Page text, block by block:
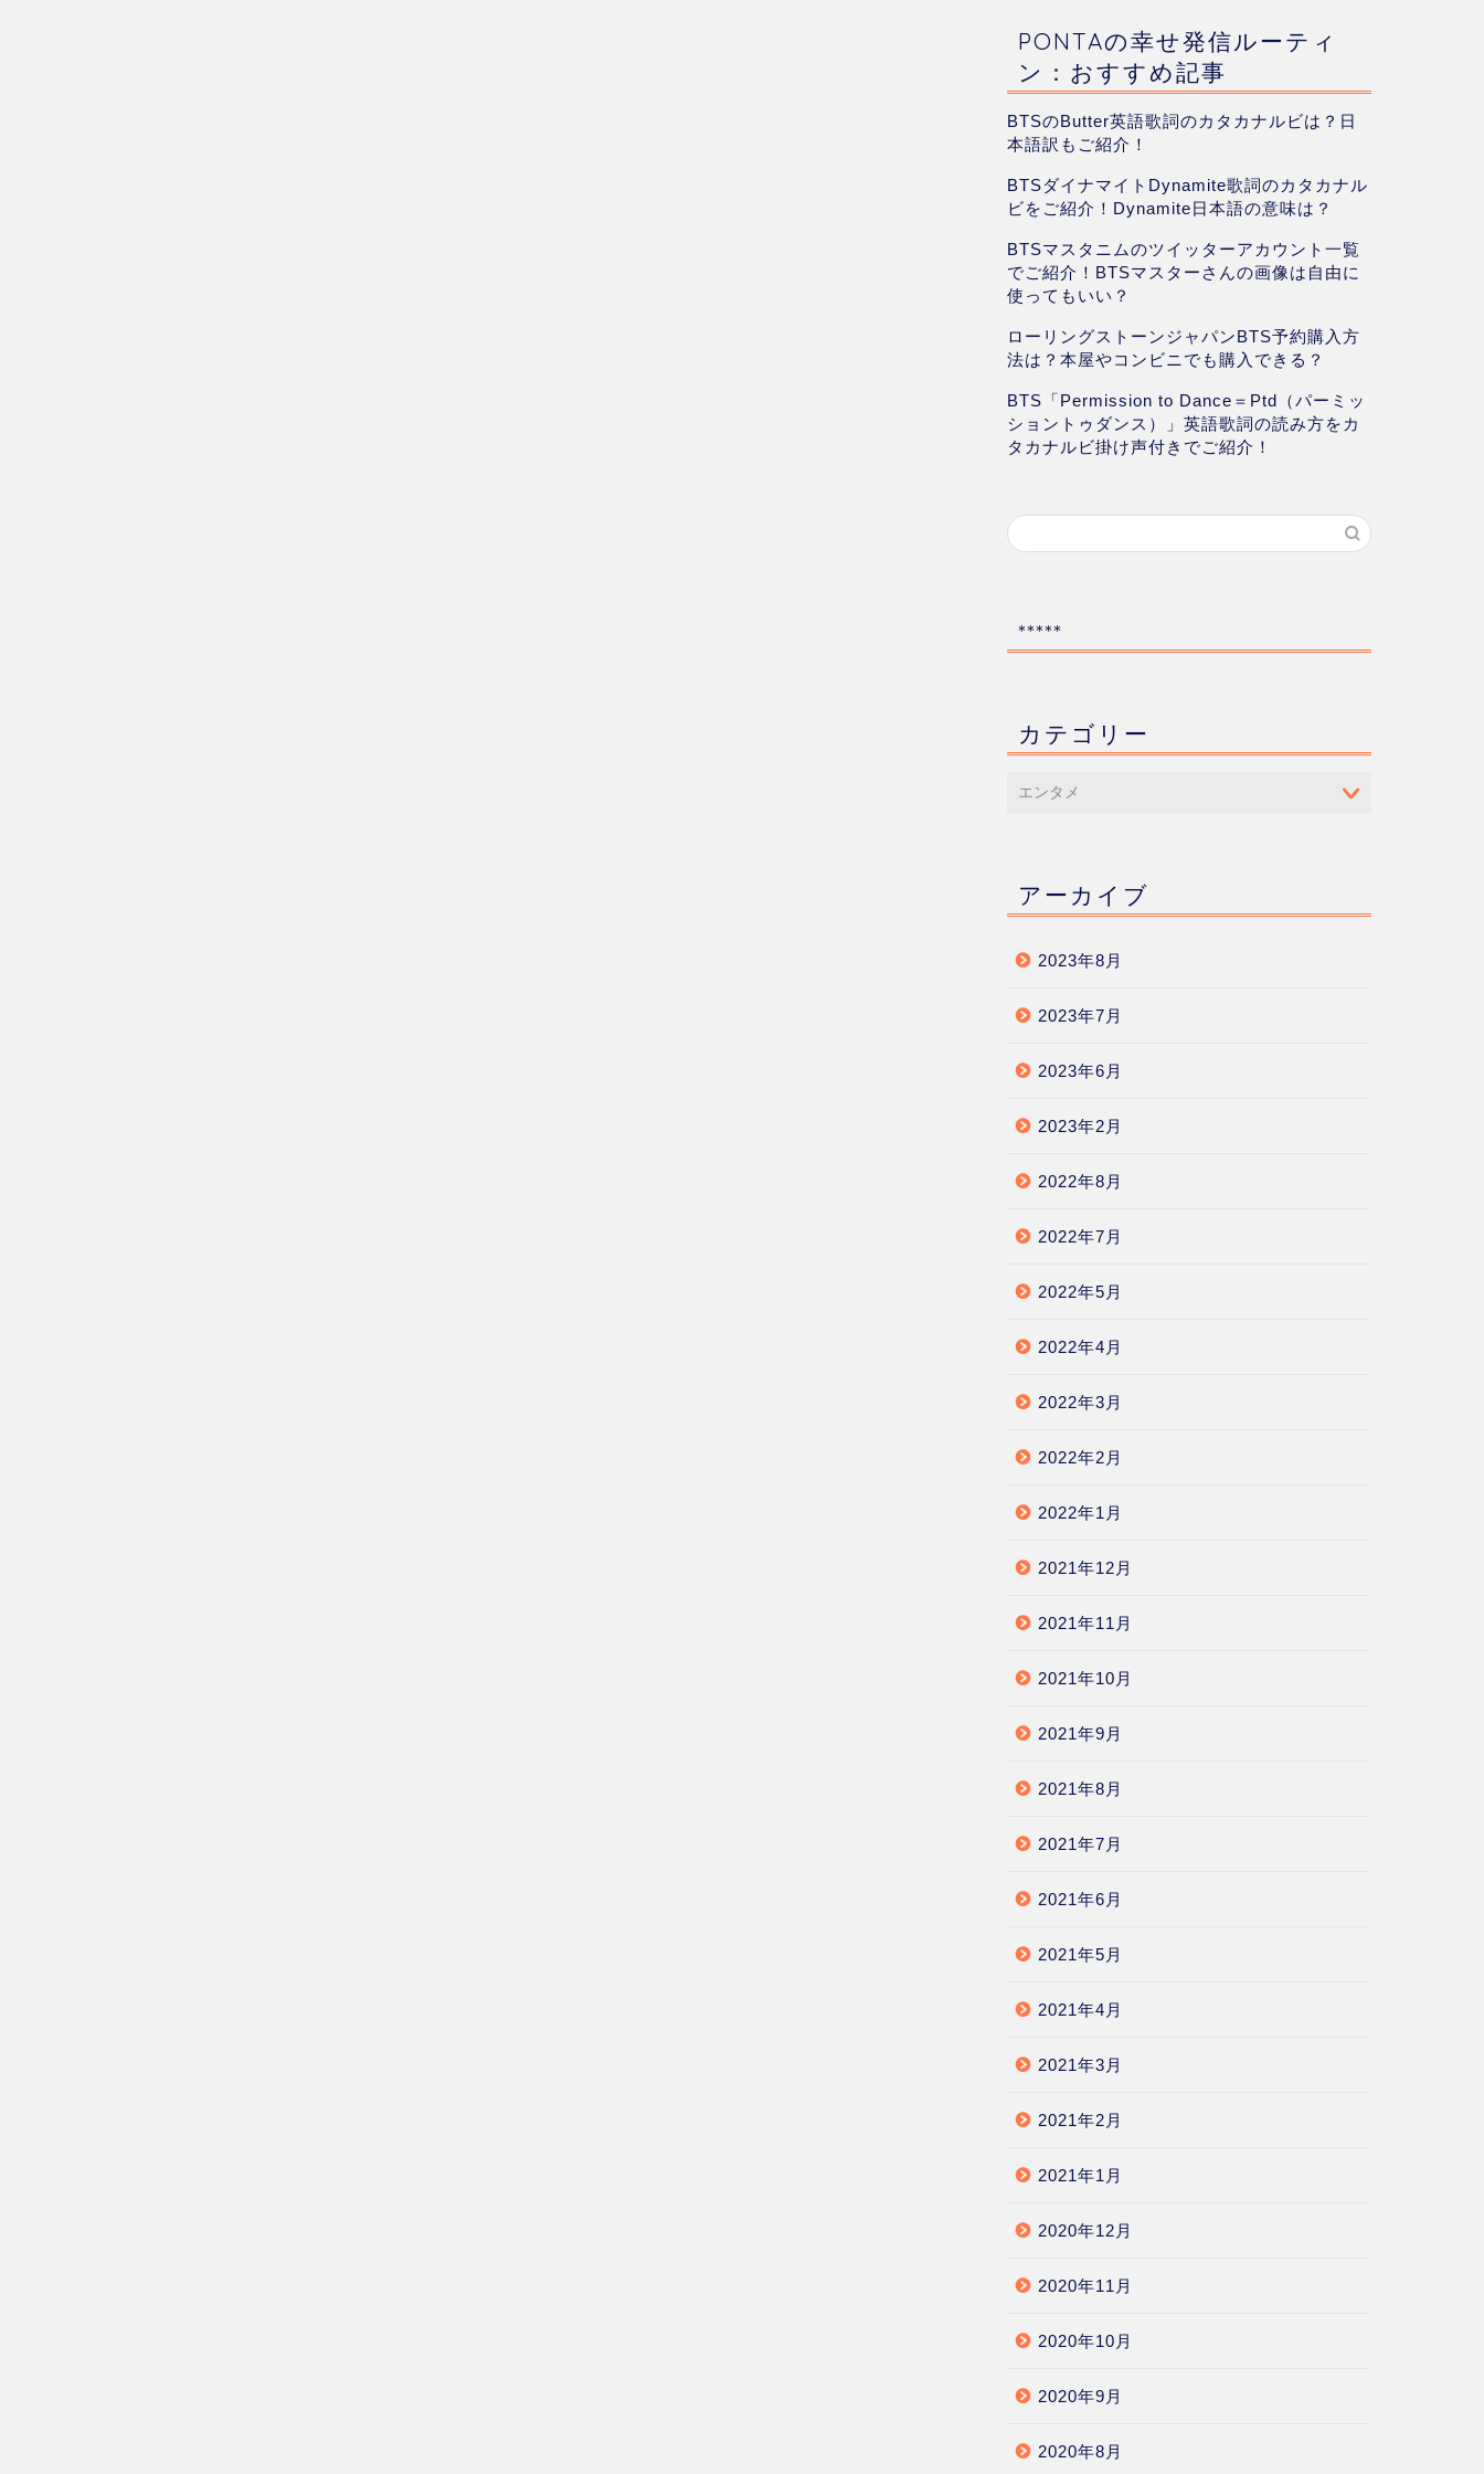
PONTAの幸せ発信ルーティ
ン：おすすめ記事
BTSのButter英語歌詞のカタカナルビは？日
本語訳もご紹介！
BTSダイナマイトDynamite歌詞のカタカナル
ビをご紹介！Dynamite日本語の意味は？
BTSマスタニムのツイッターアカウント一覧
でご紹介！BTSマスターさんの画像は自由に
使ってもいい？
ローリングストーンジャパンBTS予約購入方
法は？本屋やコンビニでも購入できる？
BTS「Permission to Dance＝Ptd（パーミッ
ショントゥダンス）」英語歌詞の読み方をカ
タカナルビ掛け声付きでご紹介！
*****
カテゴリー
アーカイブ
2023年8月
2023年7月
2023年6月
2023年2月
2022年8月
2022年7月
2022年5月
2022年4月
2022年3月
2022年2月
2022年1月
2021年12月
2021年11月
2021年10月
2021年9月
2021年8月
2021年7月
2021年6月
2021年5月
2021年4月
2021年3月
2021年2月
2021年1月
2020年12月
2020年11月
2020年10月
2020年9月
2020年8月